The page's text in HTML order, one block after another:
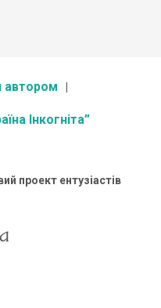
автором
Інкогніта”
проект ентузіастів